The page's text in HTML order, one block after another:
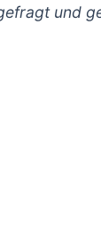
und